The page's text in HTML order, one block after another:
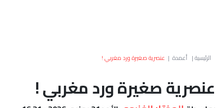
العالم
أعمدة
الرئيسية| أعمدة | عنصرية صغيرة ورد مغربي !
عنصرية صغيرة ورد مغربي !